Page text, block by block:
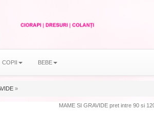
COPII BEBE
»
MAME SI GRAVIDE pret intre 90 si